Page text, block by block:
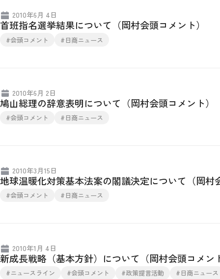
2010年6月 4日
首班指名選挙結果について（岡村会頭コメント）
#会頭コメント #日商ニュース
2010年6月 2日
鳩山総理の辞意表明について（岡村会頭コメント）
#会頭コメント #日商ニュース
2010年3月15日
地球温暖化対策基本法案の閣議決定について（岡村
#会頭コメント #日商ニュース
2010年1月 4日
新成長戦略（基本方針）について（岡村会頭コメン
#ニュースライン #会頭コメント #政策提言活動 #日商ニュース